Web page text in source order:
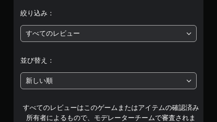
評
価
5
段
階
絞り込み：
すべてのレビュー
並び替え：
新しい順
すべてのレビューはこのゲームまたはアイテムの確認済み
所有者によるもので、モデレーターチームで審査されま